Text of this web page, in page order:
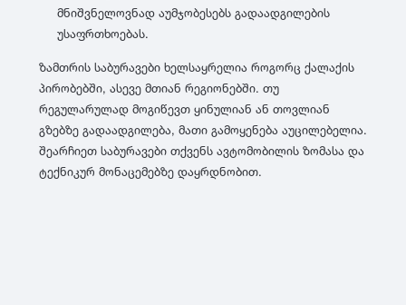
მნიშვნელოვნად აუმჯობესებს გადაადგილების
უსაფრთხოებას.
ზამთრის საბურავები ხელსაყრელია როგორც ქალაქის
პირობებში, ასევე მთიან რეგიონებში. თუ
რეგულარულად მოგიწევთ ყინულიან ან თოვლიან
გზებზე გადაადგილება, მათი გამოყენება აუცილებელია.
შეარჩიეთ საბურავები თქვენს ავტომობილის ზომასა და
ტექნიკურ მონაცემებზე დაყრდნობით.